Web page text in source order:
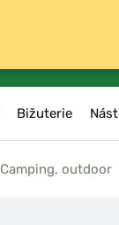
Bižuterie
Camping, outdoor